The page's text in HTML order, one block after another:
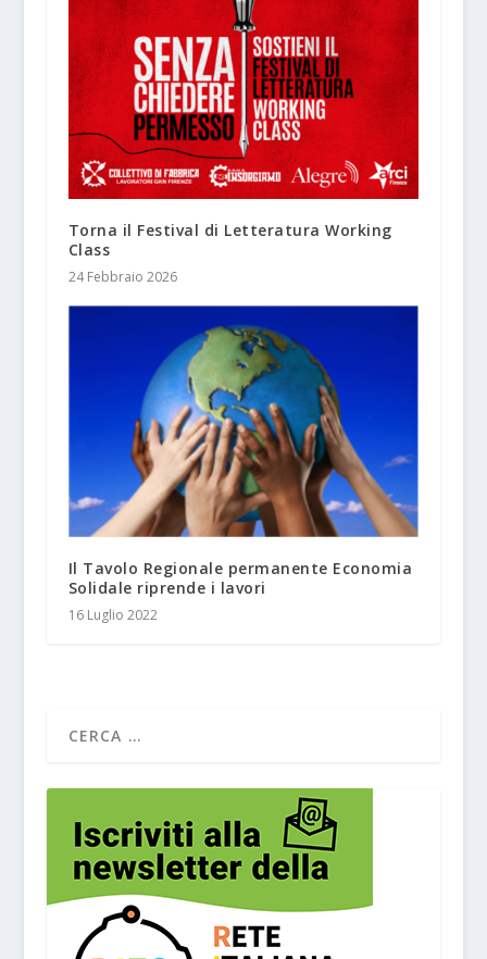
Torna il Festival di Letteratura Working
Class
24 Febbraio 2026
Il Tavolo Regionale permanente Economia
Solidale riprende i lavori
16 Luglio 2022